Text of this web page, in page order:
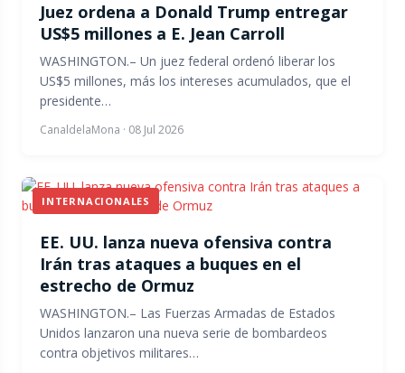
Juez ordena a Donald Trump entregar
US$5 millones a E. Jean Carroll
WASHINGTON.– Un juez federal ordenó liberar los
US$5 millones, más los intereses acumulados, que el
presidente…
CanaldelaMona · 08 Jul 2026
INTERNACIONALES
EE. UU. lanza nueva ofensiva contra
Irán tras ataques a buques en el
estrecho de Ormuz
WASHINGTON.– Las Fuerzas Armadas de Estados
Unidos lanzaron una nueva serie de bombardeos
contra objetivos militares…